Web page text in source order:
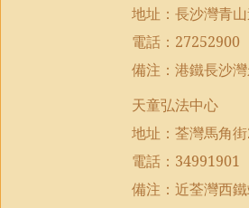
地址：長沙灣青
電話： 27252900
備注：港鐵長沙
天童弘法中心
地址：荃灣馬角街
電話： 34991901
備注：近荃灣西